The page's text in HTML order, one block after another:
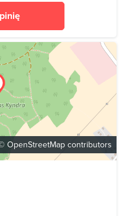
OpenStreetMap contributors